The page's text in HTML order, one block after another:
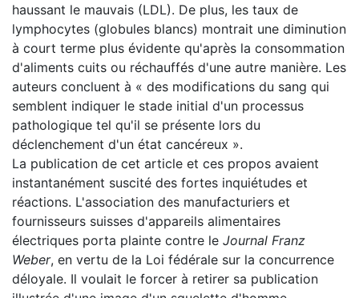
haussant le mauvais (LDL). De plus, les taux de
lymphocytes (globules blancs) montrait une diminution
à court terme plus évidente qu'après la consommation
d'aliments cuits ou réchauffés d'une autre manière. Les
auteurs concluent à « des modifications du sang qui
semblent indiquer le stade initial d'un processus
pathologique tel qu'il se présente lors du
déclenchement d'un état cancéreux ».
La publication de cet article et ces propos avaient
instantanément suscité des fortes inquiétudes et
réactions. L'association des manufacturiers et
fournisseurs suisses d'appareils alimentaires
électriques porta plainte contre le Journal Franz
Weber, en vertu de la Loi fédérale sur la concurrence
déloyale. Il voulait le forcer à retirer sa publication